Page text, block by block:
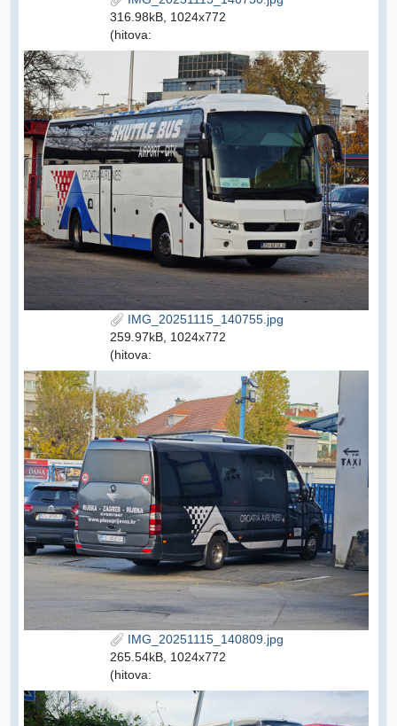
316.98kB, 1024x772
(hitova:
IMG_20251115_140755.jpg
259.97kB, 1024x772
(hitova:
IMG_20251115_140809.jpg
265.54kB, 1024x772
(hitova: